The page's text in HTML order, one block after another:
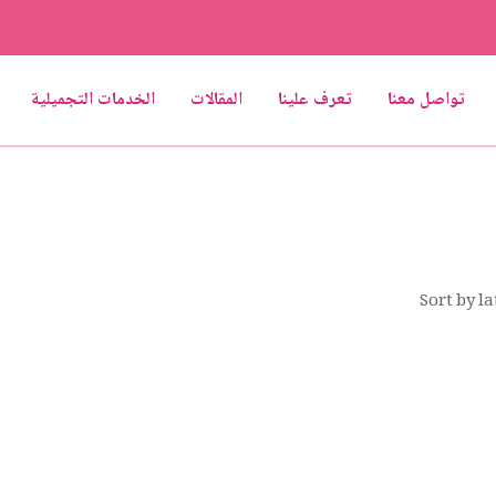
الخدمات التجميلية المقالات تعرف علينا تواصل معنا